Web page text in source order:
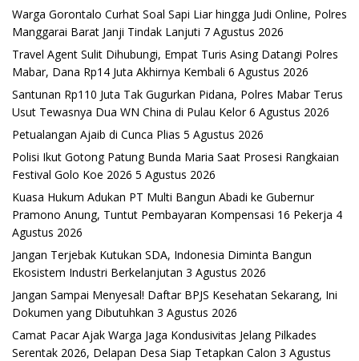
Warga Gorontalo Curhat Soal Sapi Liar hingga Judi Online, Polres
Manggarai Barat Janji Tindak Lanjuti 7 Agustus 2026
Travel Agent Sulit Dihubungi, Empat Turis Asing Datangi Polres
Mabar, Dana Rp14 Juta Akhirnya Kembali 6 Agustus 2026
Santunan Rp110 Juta Tak Gugurkan Pidana, Polres Mabar Terus
Usut Tewasnya Dua WN China di Pulau Kelor 6 Agustus 2026
Petualangan Ajaib di Cunca Plias 5 Agustus 2026
Polisi Ikut Gotong Patung Bunda Maria Saat Prosesi Rangkaian
Festival Golo Koe 2026 5 Agustus 2026
Kuasa Hukum Adukan PT Multi Bangun Abadi ke Gubernur
Pramono Anung, Tuntut Pembayaran Kompensasi 16 Pekerja 4
Agustus 2026
Jangan Terjebak Kutukan SDA, Indonesia Diminta Bangun
Ekosistem Industri Berkelanjutan 3 Agustus 2026
Jangan Sampai Menyesal! Daftar BPJS Kesehatan Sekarang, Ini
Dokumen yang Dibutuhkan 3 Agustus 2026
Camat Pacar Ajak Warga Jaga Kondusivitas Jelang Pilkades
Serentak 2026, Delapan Desa Siap Tetapkan Calon 3 Agustus